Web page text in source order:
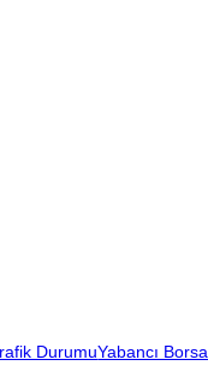
DurumuYabancı Borsa